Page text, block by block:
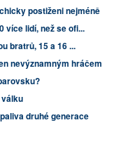
postiženi nejméně
více lidí, než se ofi...
bratrů, 15 a 16 ...
nevýznamným hráčem
druhé generace